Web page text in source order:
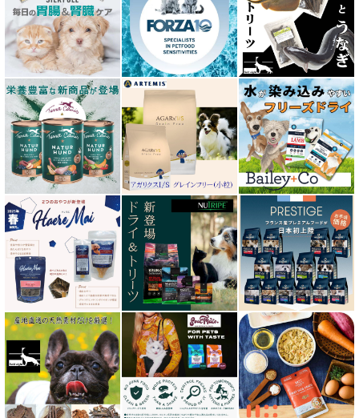
エクイリブリア EQUILIBRIA
エンパイア EMPIRE
オージー ラム プラス Aussie Lamb Plus
カントリーロード Country Roads
キアオラ kiaora
キャノフィラ
グリーンフィッシュ GreenFish
ケリーアンドコー Kelly＆Co’s
サンデーペッツ Sunday Pets
サンユー研究所
シェフ SHEF